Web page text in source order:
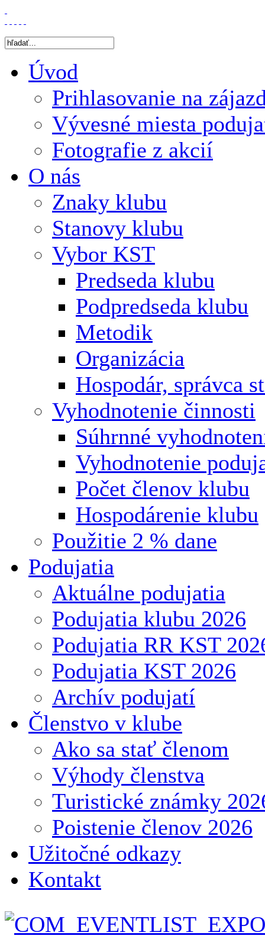
Úvod
Prihlasovanie na
Vývesné miesta
Fotografie z akcií
O nás
Znaky klubu
Stanovy klubu
Vybor KST
Predseda klubu
Podpredseda klubu
Metodik
Organizácia
Hospodár, správca
Vyhodnotenie činnosti
Súhrnné
Vyhodnotenie
Počet členov klubu
Hospodárenie klubu
Použitie 2 % dane
Podujatia
Aktuálne podujatia
Podujatia klubu 2026
Podujatia RR KST
Podujatia KST 2026
Archív podujatí
Členstvo v klube
Ako sa stať členom
Výhody členstva
Turistické známky
Poistenie členov 2026
Užitočné odkazy
Kontakt